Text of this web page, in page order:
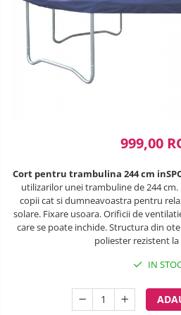
Lenjerii patut 120 x 60 cm
Lenjerii patut 140 x 70 cm
Lenjerie patuturi tineret
Baldachin patut
Patut pliant copii
Tarc de joaca copii
Comode copii
Bariere si protectie laterala pat
Porti de siguranta
Biciclete cu roti 28 inch
Biciclete fara pedale
Casca protectie copii
Scaune de biciclete copii
Skateboard
Trotinete copii si adulti
Masinute
Organizator jucarii
Papusi si cele necesare
SANIUTE
Ski & Snowboard
Trambuline si accesorii
Accesorii Trambuline
Robot de bucatarie
Sterilizatoare biberoane
Tensiometre
Box
Mingi fitness si medicinale
Saltele si Covoare sport Fitness
999,00
Cort pentru trambulina 244 cm
utilizarilor unei trambuline de 244
copii cat si dumneavoastra pentru
solare. Fixare usoara. Orificii de
care se poate inchide. Structura din
poliester rezistent la
IN